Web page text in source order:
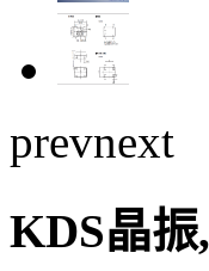
prevnext
KDS晶